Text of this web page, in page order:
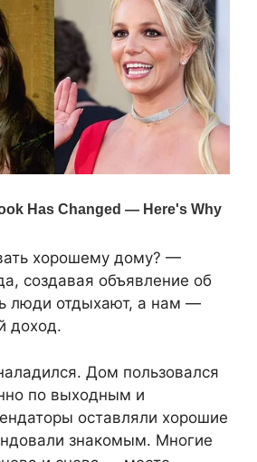
хорошему дому? —
создавая объявление об
люди отдыхают, а нам —
доход.
Дом пользовался
по выходным и
оставляли хорошие
знакомым. Многие